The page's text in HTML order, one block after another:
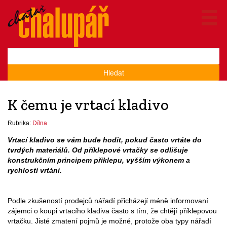
Hledat
K čemu je vrtací kladivo
Rubrika: Dílna
Vrtací kladivo se vám bude hodit, pokud často vrtáte do
tvrdých materiálů. Od příklepové vrtačky se odlišuje
konstrukčním principem příklepu, vyšším výkonem a
rychlostí vrtání.
Podle zkušeností prodejců nářadí přicházejí méně informovaní
zájemci o koupi vrtacího kladiva často s tím, že chtějí příklepovou
vrtačku. Jisté zmatení pojmů je možné, protože oba typy nářadí